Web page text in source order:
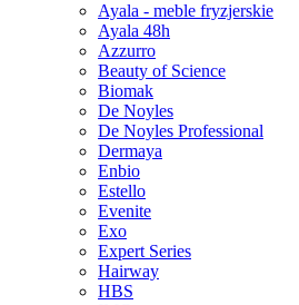
Ayala - meble fryzjerskie
Ayala 48h
Azzurro
Beauty of Science
Biomak
De Noyles
De Noyles Professional
Dermaya
Enbio
Estello
Evenite
Exo
Expert Series
Hairway
HBS